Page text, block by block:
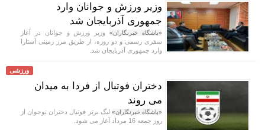
وزیر ورزش و جوانان وارد
جمهوری آذربایجان شد
«باشگاه خبرنگاران»وزیر ورزش و جوانان در آغاز
سفری رسمی و دو روزه، از طریق مرز زمینی آستارا
وارد جمهوری آذربایجان شد.
ورزشی
دختران فوتبال از فردا به میدان
می روند
«باشگاه خبرنگاران» لیگ برتر فوتبال دختران نوجوان از
روز جمعه 16 مرداد آغاز می شود.